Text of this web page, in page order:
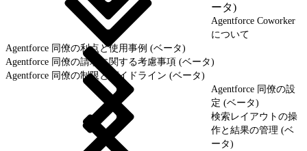
ータ)
Agentforce Coworker
について
Agentforce 同僚の利点と使用事例 (ベータ)
Agentforce 同僚の請求に関する考慮事項 (ベータ)
Agentforce 同僚の制限とガイドライン (ベータ)
Agentforce 同僚の設
定 (ベータ)
検索レイアウトの操
作と結果の管理 (ベ
ータ)